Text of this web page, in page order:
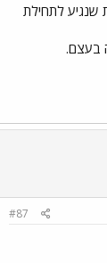
שנגיע לתחילת
בעצם.
#87